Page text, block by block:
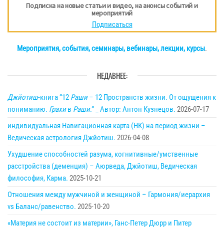
Подписка на новые статьи и видео, на анонсы событий и
мероприятий
Подписаться
Мероприятия, события, семинары, вебинары, лекции, курсы.
НЕДАВНЕЕ:
Джйотиш-книга “12 Раши– 12 Пространств жизни. От ощущения к
пониманию. Грахив Раши.” _ Автор: Антон Кузнецов. 2026-07-17
индивидуальная Навигационная карта (НК) на период жизни –
Ведическая астрология Джйотиш. 2026-04-08
Ухудшение способностей разума, когнитивные/умственные
расстройства (деменция) – Аюрведа, Джйотиш, Ведическая
философия, Карма. 2025-10-21
Отношения между мужчиной и женщиной – Гармония/иерархия
vs Баланс/равенство. 2025-10-20
«Материя не состоит из материи», Ганс-Петер Дюрр и Питер